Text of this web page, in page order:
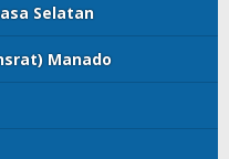
Selatan
Manado